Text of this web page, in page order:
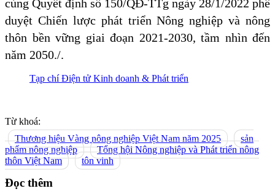
cùng Quyết định số 150/QĐ-TTg ngày 28/1/2022 phê
duyệt Chiến lược phát triển Nông nghiệp và nông
thôn bền vững giai đoạn 2021-2030, tầm nhìn đến
năm 2050./.
Tạp chí Điện tử Kinh doanh & Phát triển
Từ khoá:
Thương hiệu Vàng nông nghiệp Việt Nam năm 2025
sản
phẩm nông nghiệp
Tổng hội Nông nghiệp và Phát triển nông
thôn Việt Nam
tôn vinh
Đọc thêm